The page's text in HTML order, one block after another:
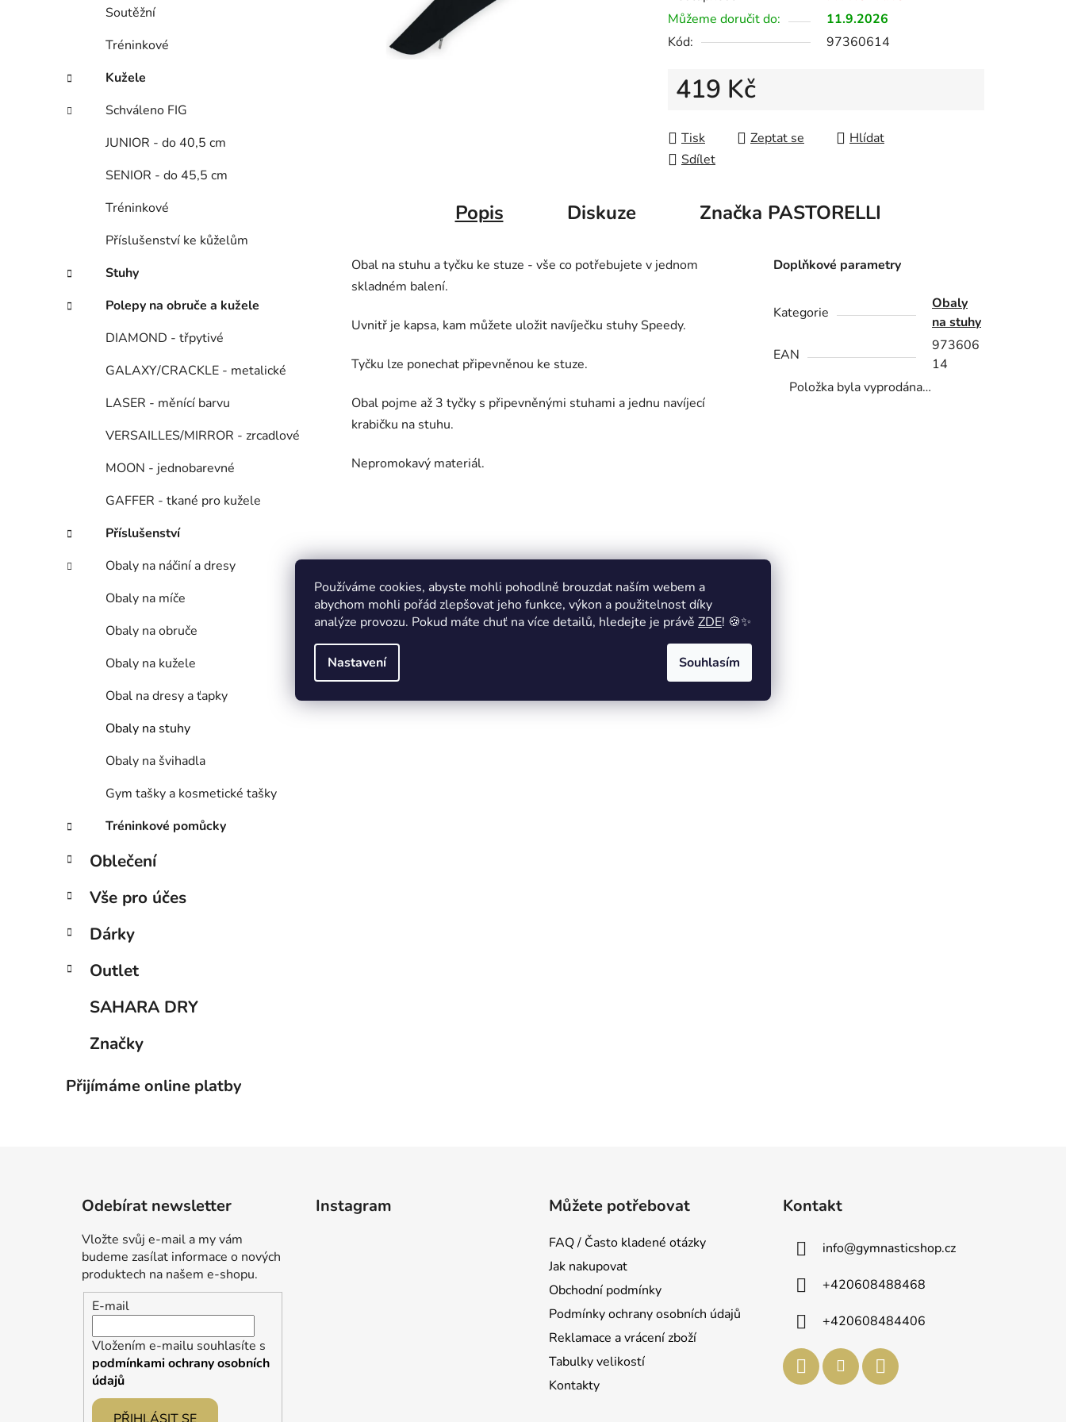
Používáme cookies, abyste mohli pohodlně brouzdat naším webem a
abychom mohli pořád zlepšovat jeho funkce, výkon a použitelnost díky
analýze provozu. Pokud máte chuť na více detailů, hledejte je právě ZDE! 🍪✨
Nastavení Souhlasím
e
l
Soutěžní
Tréninkové
Kužele
Schváleno FIG
JUNIOR - do 40,5 cm
SENIOR - do 45,5 cm
Tréninkové
Příslušenství ke kůželům
Stuhy
Polepy na obruče a kužele
DIAMOND - třpytivé
GALAXY/CRACKLE - metalické
LASER - měnící barvu
VERSAILLES/MIRROR - zrcadlové
MOON - jednobarevné
GAFFER - tkané pro kužele
Příslušenství
Obaly na náčiní a dresy
Obaly na míče
Obaly na obruče
Obaly na kužele
Obal na dresy a ťapky
Obaly na stuhy
Obaly na švihadla
Gym tašky a kosmetické tašky
Tréninkové pomůcky
Oblečení
Vše pro účes
Dárky
Outlet
SAHARA DRY
Značky
Přijímáme online platby
Můžeme doručit do:
11.9.2026
Kód:
97360614
419 Kč
Tisk
Zeptat se
Hlídat
Sdílet
Popis Diskuze Značka PASTORELLI
Obal na stuhu a tyčku ke stuze - vše co potřebujete v jednom
skladném balení.
Uvnitř je kapsa, kam můžete uložit navíječku stuhy Speedy.
Tyčku lze ponechat připevněnou ke stuze.
Obal pojme až 3 tyčky s připevněnými stuhami a jednu navíjecí
krabičku na stuhu.
Nepromokavý materiál.
Doplňkové parametry
Kategorie
Obaly
na stuhy
EAN
973606
14
Položka byla vyprodána…
Odebírat newsletter
Vložte svůj e-mail a my vám
budeme zasílat informace o nových
produktech na našem e-shopu.
E-mail
Vložením e-mailu souhlasíte s
podmínkami ochrany osobních
údajů
Instagram Můžete potřebovat
FAQ / Často kladené otázky
Jak nakupovat
Obchodní podmínky
Podmínky ochrany osobních údajů
Reklamace a vrácení zboží
Tabulky velikostí
Kontakty
Kontakt
info@gymnasticshop.cz
+420608488468
+420608484406